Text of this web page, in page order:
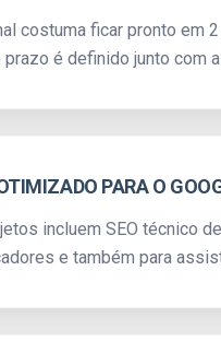
costuma ficar pronto em
é definido junto com
PARA O
incluem SEO técnico
e também para